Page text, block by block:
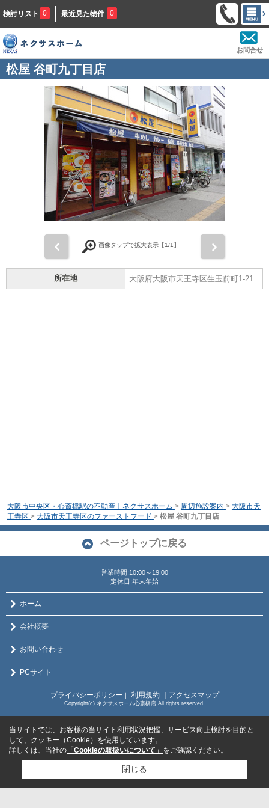
検討リスト 0 最近見た物件 0
お問合せ
松屋 谷町九丁目店
画像タップで拡大表示【1/1】
所在地 大阪府大阪市天王寺区生玉前町1-21
大阪市中央区・心斎橋駅の不動産｜ネクサスホーム > 周辺施設案内 > 大阪市天
王寺区 > 大阪市天王寺区のファーストフード > 松屋 谷町九丁目店
ページトップに戻る
営業時間:10:00～19:00
定休日:年末年始
ホーム
会社概要
お問い合わせ
PCサイト
プライバシーポリシー ｜ 利用規約 ｜アクセスマップ
Copyright(c) ネクサスホーム心斎橋店 All rights reserved.
当サイトでは、お客様の当サイト利用状況把握、サービス向上検討を目的と
して、クッキー（Cookie）を使用しています。
詳しくは、当社の 「Cookieの取扱いについて」 をご確認ください。
閉じる